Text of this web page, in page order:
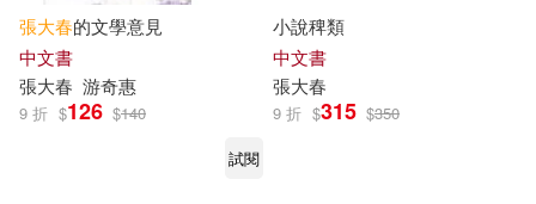
張大春的文學意見
中文書
張大春 游奇惠
9 折 $126 $140
試閱
小說稗類
中文書
張大春
9 折 $315 $350